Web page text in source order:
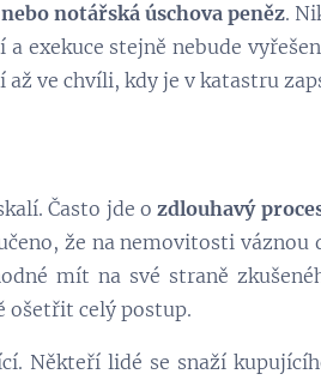
notářská úschova peněz.
exekuce stejně nebude
až ve chvíli, kdy je v katastru
Často jde ozdlouhavý
že na nemovitosti
mít na své straně
ošetřit celý postup.
Někteří lidé se snaží